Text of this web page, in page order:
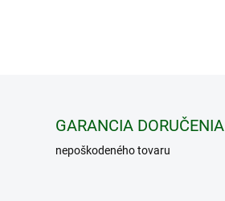
GARANCIA DORUČENIA
nepoškodeného tovaru